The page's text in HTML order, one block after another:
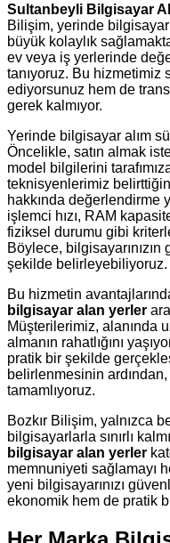
Sultanbeyli Bilgisayar
Bilişim, yerinde
büyük kolaylık
ev veya iş yerlerinde
tanıyoruz. Bu hizmetimiz
ediyorsunuz hem de
gerek kalmıyor.
Yerinde bilgisayar alım
Öncelikle, satın almak
model bilgilerini
teknisyenlerimiz
hakkında değerlendirme
işlemci hızı, RAM
fiziksel durumu gibi
Böylece,
şekilde belirleyebiliyoruz.
Bu hizmetin
bilgisayar alan yerler
Müşterilerimiz, alanında
almanın rahatlığını
pratik bir şekilde
belirlenmesinin
tamamlıyoruz.
Bozkır Bilişim, yalnızca
bilgisayarlarla sınırlı
bilgisayar alan yerler
memnuniyeti sağlamayı
yeni bilgisayarınızı
ekonomik hem de pratik